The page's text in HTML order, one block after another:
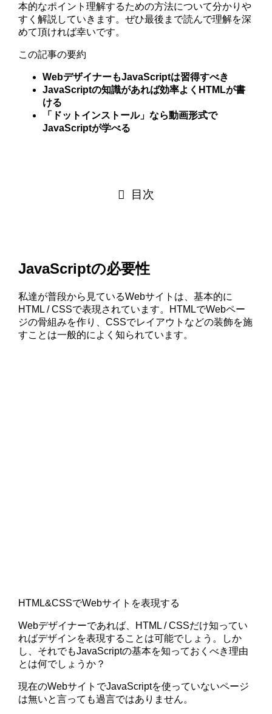
本的なポイント理解するための方法について分かりや
すく解説していきます。ぜひ最後まで読んで理解を深
めて頂ければ幸いです。
この記事の要約
WebデザイナーもJavaScriptは習得すべき
JavaScriptの知識があれば効率よくHTMLが書
ける
「ドットインストール」なら動画形式で
JavaScriptが学べる
目次
JavaScriptの必要性
私達が普段から見ているWebサイトは、基本的に
HTML / CSSで表現されています。HTMLでWebペー
ジの骨組みを作り、CSSでレイアウトなどの装飾を施
すことは一般的によく知られています。
HTML&CSSでWebサイトを表現する
Webデザイナーであれば、HTML / CSSだけ知ってい
ればデザインを表現することは可能でしょう。しか
し、それでもJavaScriptの基本を知っておくべき理由
とは何でしょうか？
現在のWebサイトでJavaScriptを使っていないページ
は無いと言っても過言ではありません。